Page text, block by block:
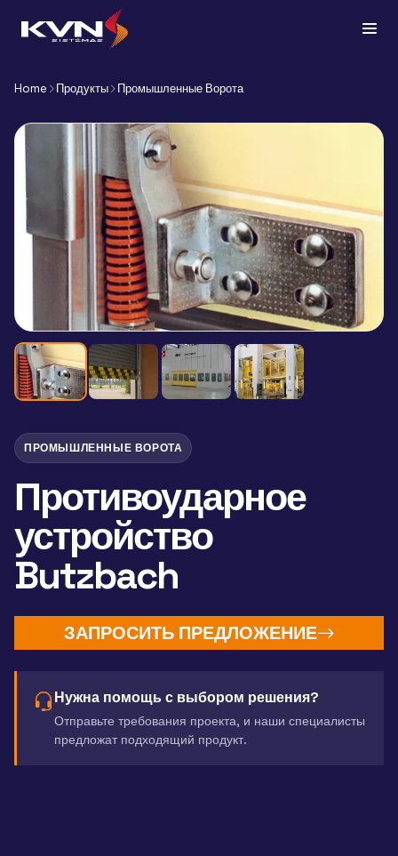
Home Продукты Промышленные Ворота
ПРОМЫШЛЕННЫЕ ВОРОТА
Противоударное
устройство
Butzbach
ЗАПРОСИТЬ ПРЕДЛОЖЕНИЕ
Нужна помощь с выбором решения?
Отправьте требования проекта, и наши специалисты
предложат подходящий продукт.